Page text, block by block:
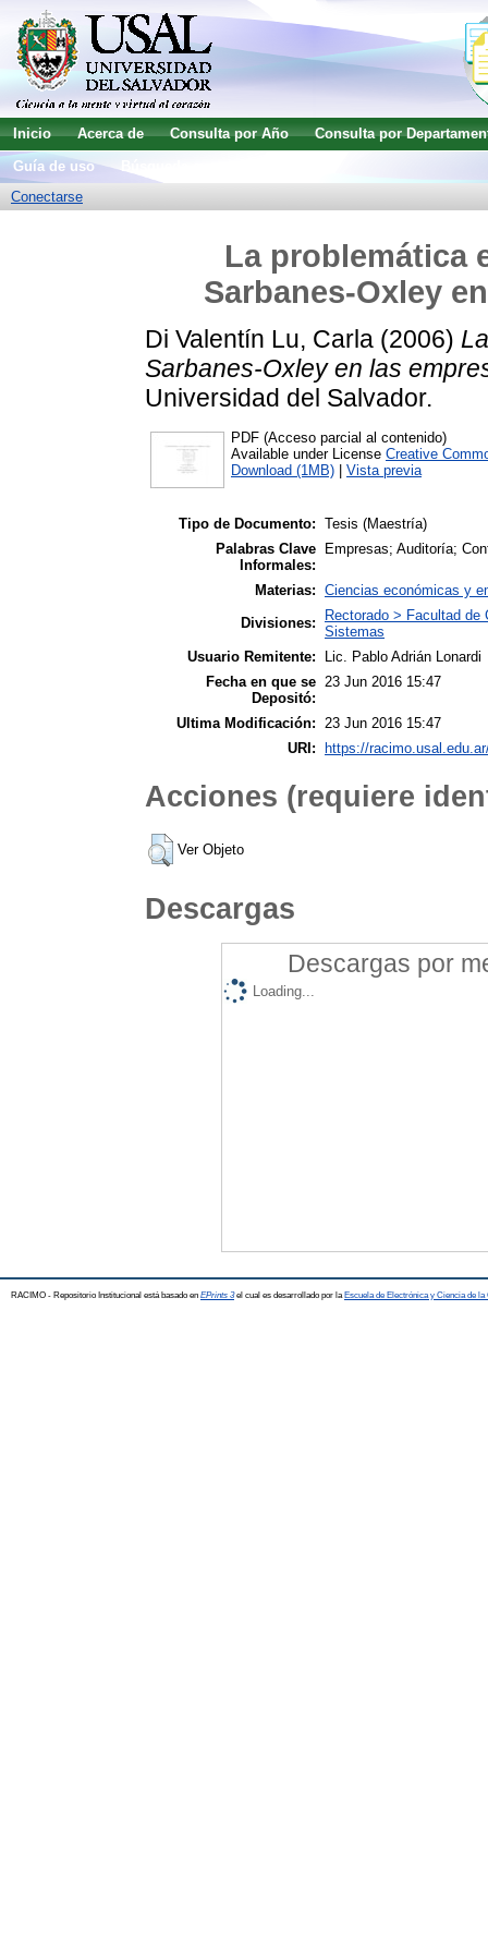
Inicio Acerca de Consulta por Año
Consulta por
Guía de uso
Conectarse
La problemática
Sarbanes-Oxley
Di Valentín Lu, Carla (2006)
Sarbanes-Oxley en las
Universidad del Salvador.
PDF (Acceso parcial al contenido)
Available under License Creative
Download (1MB)
Vista previa
Tipo de Documento: Tesis (Maestría)
Palabras Clave
Informales:
Empresas; Auditoría;
Materias: Ciencias económicas y
Divisiones:
Rectorado > Facultad
Sistemas
Usuario Remitente:
Lic. Pablo Adrián Lonardi
Fecha en que se
Depositó:
23 Jun 2016 15:47
Ultima Modificación: 23 Jun 2016 15:47
URI:
https://
Acciones (requiere
Ver Objeto
Descargas
Descargas por
Loading...
RACIMO - Repositorio Institucional está basado en EPrints 3el cual es desarrollado por la Escuela de Electrónica y Ciencia de la